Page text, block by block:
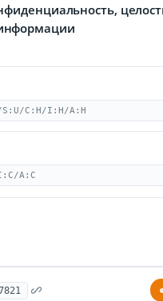
S:U/C:H/I:H/A:H
A:C